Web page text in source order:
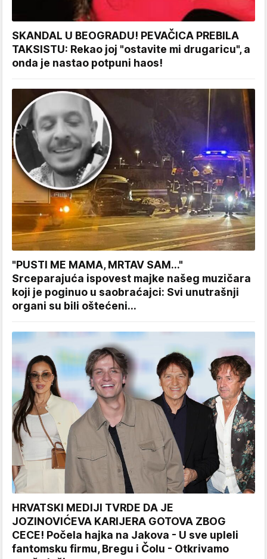
SKANDAL U BEOGRADU! PEVAČICA PREBILA
TAKSISTU: Rekao joj "ostavite mi drugaricu", a
onda je nastao potpuni haos!
"PUSTI ME MAMA, MRTAV SAM..."
Srceparajuća ispovest majke našeg muzičara
koji je poginuo u saobraćajci: Svi unutrašnji
organi su bili oštećeni...
HRVATSKI MEDIJI TVRDE DA JE
JOZINOVIĆEVA KARIJERA GOTOVA ZBOG
CECE! Počela hajka na Jakova - U sve upleli
fantomsku firmu, Bregu i Čolu - Otkrivamo